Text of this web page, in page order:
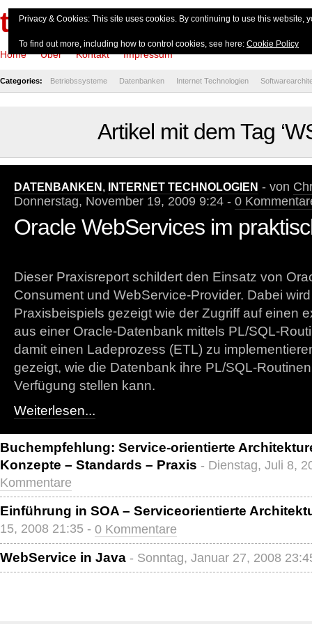
theserverside.de
Home Über Kontakt Impressum
Categories: Betriebssysteme Datenbanken Internet Technologien
Artikel mit dem Tag
DATENBANKEN , INTERNET TECHNOLOGIEN - von
Donnerstag, November 19, 2009 9:24 - 0
Oracle WebServices im
Dieser Praxisreport schildert den Einsatz von
Consument und WebService-Provider. Dabei
Praxisbeispiels gezeigt wie der Zugriff auf einen
aus einer Oracle-Datenbank mittels PL/SQL-
damit einen Ladeprozess (ETL) zu
gezeigt, wie die Datenbank ihre PL/SQL-
Verfügung stellen kann.
Weiterlesen...
Buchempfehlung: Service-orientierte
Konzepte – Standards – Praxis - Dienstag, Juli 8,
Kommentare
Einführung in SOA – Serviceorientierte
15, 2008 21:35 - 0 Kommentare
WebService in Java - Sonntag, Januar 27, 2008
Privacy & Cookies: This site uses cookies. By continuing to use this website,
To find out more, including how to control cookies, see here: Cookie Policy